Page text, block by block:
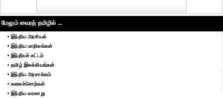
மேலும் வைரத் தமிழில் ...
• இந்திய அரசியல்
• இந்திய மாநிலங்கள்
• இந்தியச் சட்டம்
• தமிழ் இலக்கியங்கள்
• இந்திய அரசாங்கம்
• கலைச்சொற்கள்
• இந்திய வரலாறு